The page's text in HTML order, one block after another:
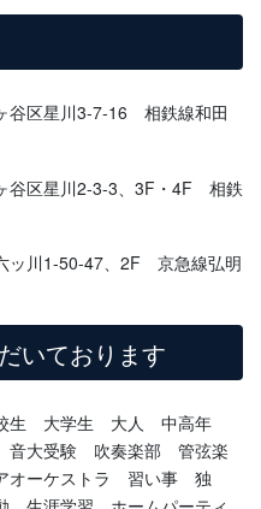
星川3-7-16 相鉄線和田
谷区星川2-3-3、3F・4F 相鉄
1-50-47、2F 京急線弘明
いております
生 大学生 大人 中高年
大受験 吹奏楽部 管弦楽
ーケストラ 習い事 独